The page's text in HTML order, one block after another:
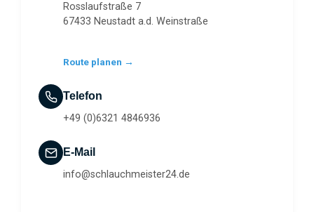
Rosslaufstraße 7
67433 Neustadt a.d. Weinstraße
Route planen →
Telefon
+49 (0)6321 4846936
E-Mail
info@schlauchmeister24.de